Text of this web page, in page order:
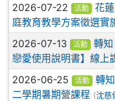
2026-07-22 活動
花
庭教育教學方案徵選實
2026-07-13 活動
轉
戀愛使用說明書】線上
2026-06-25 活動
轉
二學期暑期營課程 (沈慈